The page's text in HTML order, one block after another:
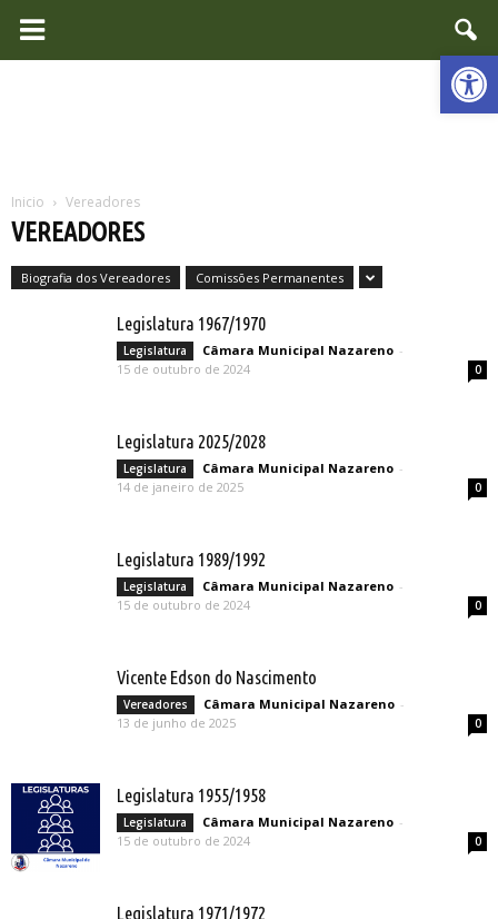
Inicio Vereadores
VEREADORES
Biografia dos Vereadores Comissões Permanentes
Legislatura 1967/1970
Legislatura Câmara Municipal Nazareno -
15 de outubro de 2024
0
Legislatura 2025/2028
Legislatura Câmara Municipal Nazareno -
14 de janeiro de 2025
0
Legislatura 1989/1992
Legislatura Câmara Municipal Nazareno -
15 de outubro de 2024
0
Vicente Edson do Nascimento
Vereadores Câmara Municipal Nazareno -
13 de junho de 2025
0
Legislatura 1955/1958
Legislatura Câmara Municipal Nazareno -
15 de outubro de 2024
0
Legislatura 1971/1972